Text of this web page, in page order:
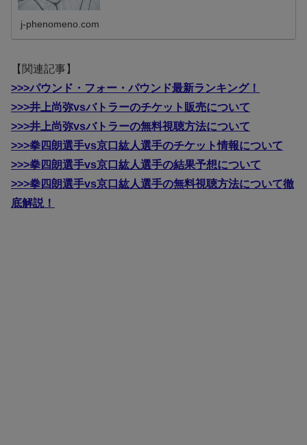
j-phenomeno.com
【関連記事】
>>>パウンド・フォー・パウンド最新ランキング！
>>>井上尚弥vsバトラーのチケット販売について
>>>井上尚弥vsバトラーの無料視聴方法について
>>>拳四朗選手vs京口紘人選手のチケット情報について
>>>拳四朗選手vs京口紘人選手の結果予想について
>>>拳四朗選手vs京口紘人選手の無料視聴方法について徹
底解説！